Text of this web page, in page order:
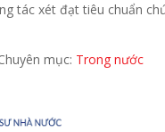
tác xét đạt tiêu chuẩn
mục: Trong nước